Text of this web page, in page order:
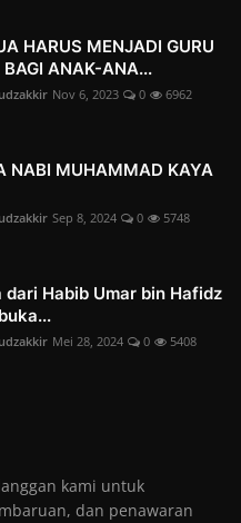
HARUS MENJADI GURU
BAGI ANAK-ANA...
Nov 6, 2023 0 6962
NABI MUHAMMAD KAYA
Sep 8, 2024 0 5748
dari Habib Umar bin Hafidz
Mei 28, 2024 0 5408
kami untuk
dan penawaran